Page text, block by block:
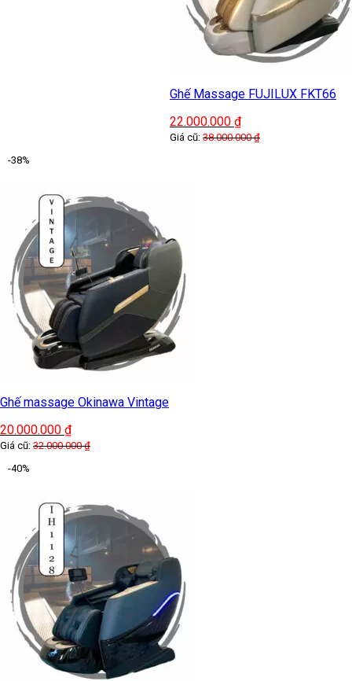
Ghế Massage FUJILUX FKT66
22.000.000 ₫
Giá cũ: 38.000.000₫
-38%
Ghế massage Okinawa Vintage
20.000.000 ₫
Giá cũ: 32.000.000₫
-40%